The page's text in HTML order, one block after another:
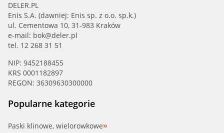
DELER.PL
Enis S.A. (dawniej: Enis sp. z o.o. sp.k.)
ul. Cementowa 10, 31-983 Kraków
e-mail: bok@deler.pl
tel. 12 268 31 51
NIP: 9452188455
KRS 0001182897
REGON: 36309630300000
Popularne kategorie
Paski klinowe, wielorowkowe